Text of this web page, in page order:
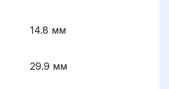
14.8 мм
29.9 мм